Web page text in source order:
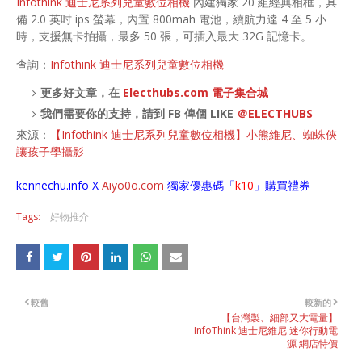
備 2.0 英吋 ips 螢幕，內置 800mah 電池，續航力達 4 至 5 小
時，支援無卡拍攝，最多 50 張，可插入最大 32G 記憶卡。
查詢： Infothink 迪士尼系列兒童數位相機
更多好文章，在 Electhubs.com 電子集合城
我們需要你的支持，請到 FB 俾個 LIKE ＠ELECTHUBS
來源：
【Infothink 迪士尼系列兒童數位相機】小熊維尼、蜘蛛俠
讓孩子學攝影
kennechu.info X Aiyo0o.com 獨家優惠碼「k10 」購買禮券
Tags: 好物推介
較新的
【台灣製、細部又大電量】
InfoThink 迪士尼維尼 迷你行動電
源 網店特價
較舊